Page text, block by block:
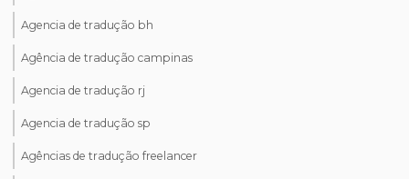
Agencia de tradução bh
Agência de tradução campinas
Agencia de tradução rj
Agencia de tradução sp
Agências de tradução freelancer